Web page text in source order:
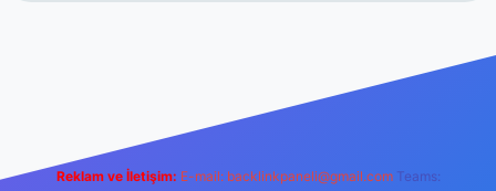
Reklam ve İletişim: E-mail: backlinkpaneli@gmail.com Teams: